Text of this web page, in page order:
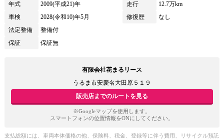
年式 2009(平成21)年 走行
12.7万km
車検
2028(令和10)年5月 修復歴
なし
法定整備
整備付
保証
保証無
有限会社花まるリース
うるま市安慶名大田原５１９
販売店までのルートを見る
※Googleマップを使用します。
スマートフォンの位置情報をONにしてください。
支払総額には、車両本体価格の他、保険料、税金、登録等に伴う費用、リサイクル預託